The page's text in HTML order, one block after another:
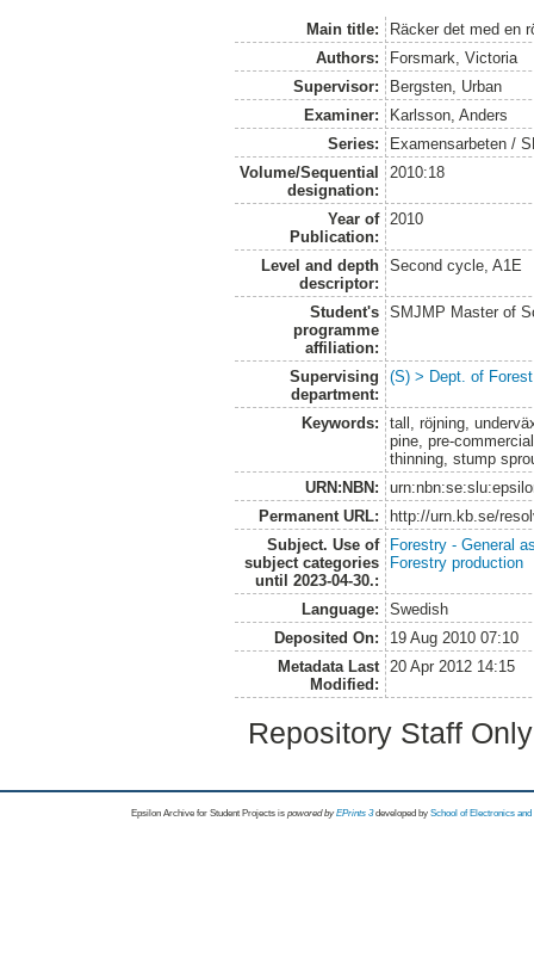
Main title:
Räcker det med en
Authors:
Forsmark, Victoria
Supervisor:
Bergsten, Urban
Examiner:
Karlsson, Anders
Series:
Examensarbeten /
Volume/Sequential
designation:
2010:18
Year of
Publication:
2010
Level and depth
descriptor:
Second cycle, A1E
Student's
programme
affiliation:
SMJMP Master of
Supervising
department:
(S) > Dept. of
Keywords:
tall, röjning,
pine, pre-
thinning, stump
URN:NBN:
Permanent URL:
http://urn.kb.se/
Subject. Use of
subject categories
until 2023-04-30.:
Forestry - General
Forestry production
Language:
Swedish
Deposited On:
19 Aug 2010 07:10
Metadata Last
Modified:
20 Apr 2012 14:15
Repository Staff
Epsilon Archive for Student Projects is powored byEPrints 3 developed by School of Electronics